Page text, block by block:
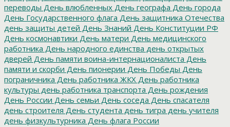
переводы День влюбленных День географа День города
День Государственного флага День защитника Отечества
день защиты детей День Знаний День Конституции РФ
День космонавтики День матери День медицинского
работника День народного единства день открытых
дверей День памяти воина-интернационалиста День
памяти и скорби День пионерии День Победы День
пограничника День работника ЖКХ День работника
культуры день работника транспорта День рождения
День России День семьи День соседа День спасателя
день строителя День студента день тигра день учителя
день физкультурника День флага России